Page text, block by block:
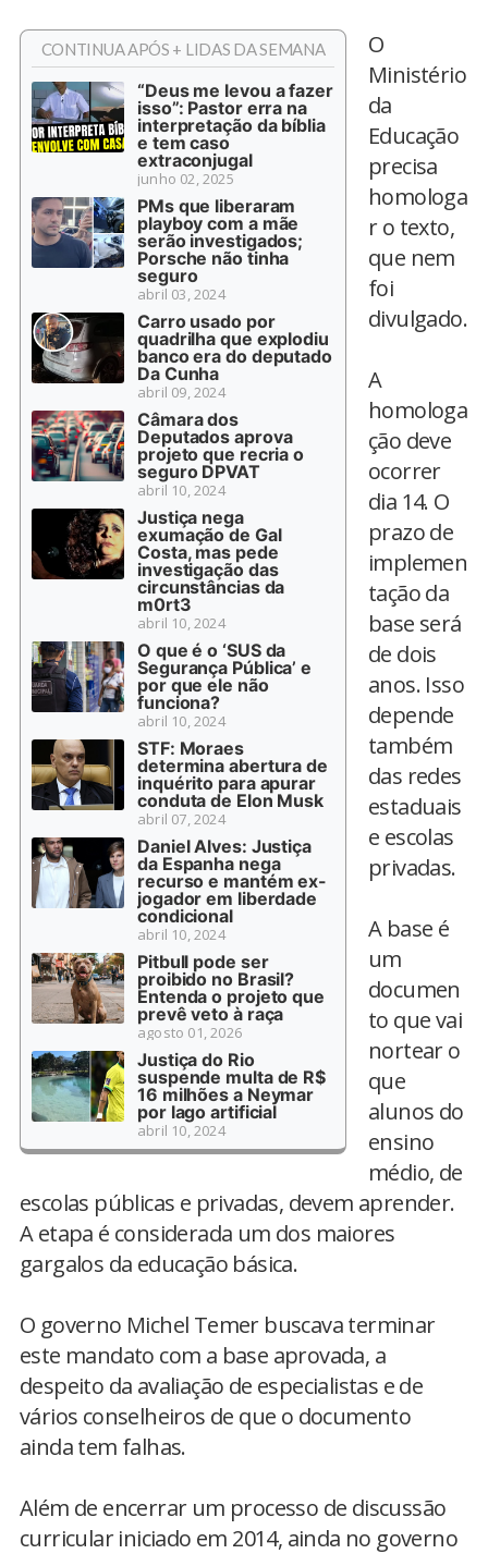
CONTINUA APÓS + LIDAS DA SEMANA
“Deus me levou a fazer
isso”: Pastor erra na
interpretação da bíblia
e tem caso
extraconjugal
junho 02, 2025
PMs que liberaram
playboy com a mãe
serão investigados;
Porsche não tinha
seguro
abril 03, 2024
Carro usado por
quadrilha que explodiu
banco era do deputado
Da Cunha
abril 09, 2024
Câmara dos
Deputados aprova
projeto que recria o
seguro DPVAT
abril 10, 2024
Justiça nega
exumação de Gal
Costa, mas pede
investigação das
circunstâncias da
m0rt3
abril 10, 2024
O que é o ‘SUS da
Segurança Pública’ e
por que ele não
funciona?
abril 10, 2024
STF: Moraes
determina abertura de
inquérito para apurar
conduta de Elon Musk
abril 07, 2024
Daniel Alves: Justiça
da Espanha nega
recurso e mantém ex-
jogador em liberdade
condicional
abril 10, 2024
Pitbull pode ser
proibido no Brasil?
Entenda o projeto que
prevê veto à raça
agosto 01, 2026
Justiça do Rio
suspende multa de R$
16 milhões a Neymar
por lago artificial
abril 10, 2024
O
Ministério
da
Educação
precisa
homologa
r o texto,
que nem
foi
divulgado.
A
homologa
ção deve
ocorrer
dia 14. O
prazo de
implemen
tação da
base será
de dois
anos. Isso
depende
também
das redes
estaduais
e escolas
privadas.
A base é
um
documen
to que vai
nortear o
que
alunos do
ensino
médio, de
escolas públicas e privadas, devem aprender.
A etapa é considerada um dos maiores
gargalos da educação básica.
O governo Michel Temer buscava terminar
este mandato com a base aprovada, a
despeito da avaliação de especialistas e de
vários conselheiros de que o documento
ainda tem falhas.
Além de encerrar um processo de discussão
curricular iniciado em 2014, ainda no governo